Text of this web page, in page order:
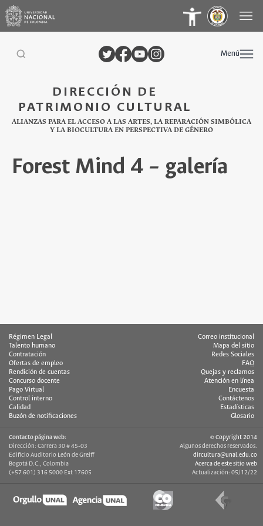
DIRECCIÓN DE
PATRIMONIO CULTURAL
ALIANZAS PARA EL ACCESO A LAS ARTES, LA REPARACIÓN SIMBÓLICA
Y LA BIOCULTURA EN PERSPECTIVA DE GÉNERO
Menú
Forest Mind 4 – galería
Régimen Legal
Talento humano
Contratación
Ofertas de empleo
Rendición de cuentas
Concurso docente
Pago Virtual
Control interno
Calidad
Buzón de notificaciones
Correo institucional
Mapa del sitio
Redes Sociales
FAQ
Quejas y reclamos
Atención en línea
Encuesta
Contáctenos
Estadísticas
Glosario
Contacto página web:
Dirección: Carrera 30 # 45-03
Edificio Auditorio León de Greiff
Bogotá D.C., Colombia
(+57 601) 316 5000 Ext 17605
© Copyright 2014
Algunos derechos reservados.
dircultura@unal.edu.co
Acerca de este sitio web
Actualización: 05/12/22